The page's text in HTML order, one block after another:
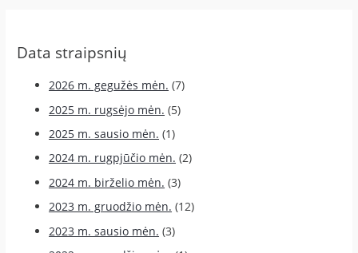
Data straipsnių
2026 m. gegužės mėn. (7)
2025 m. rugsėjo mėn. (5)
2025 m. sausio mėn. (1)
2024 m. rugpjūčio mėn. (2)
2024 m. birželio mėn. (3)
2023 m. gruodžio mėn. (12)
2023 m. sausio mėn. (3)